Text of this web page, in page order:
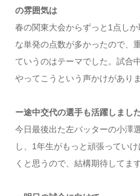
の雰囲気は
春の関東大会からずっと1点し
な単発の点数が多かったので、
ていうのはテーマでした。試合
やってこうという声かけがありま
ー途中交代の選手も活躍しまし
今日最後出た左バッターの小澤
し、1年生がもっと頑張ってい
くと思うので、結構期待してます